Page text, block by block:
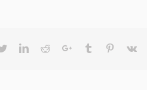
TwitterLinkedIn
RedditGoogle+Tumblr Pinterest
Vk